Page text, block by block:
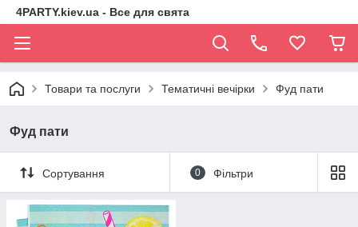
4PARTY.kiev.ua - Все для свята
Товари та послуги Тематичні вечірки Фуд пати
Фуд пати
Сортування 0 Фільтри